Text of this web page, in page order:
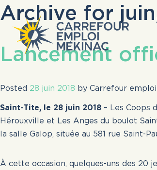
Archive for
Lancement
Posted 28 juin 2018 by Carrefour
Saint-Tite, le 28 juin 2018 – Les Coops
Hérouxville et Les Anges du boulot
la salle Galop, située au 581 rue Saint-
À cette occasion, quelques-uns des